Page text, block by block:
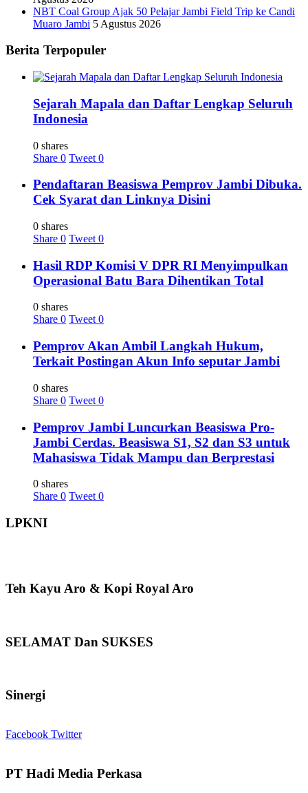
NBT Coal Group Ajak 50 Pelajar Jambi Field Trip ke Candi
Muaro Jambi 5 Agustus 2026
Berita Terpopuler
Sejarah Mapala dan Daftar Lengkap Seluruh
Indonesia
0 shares
Share 0 Tweet 0
Pendaftaran Beasiswa Pemprov Jambi Dibuka.
Cek Syarat dan Linknya Disini
0 shares
Share 0 Tweet 0
Hasil RDP Komisi V DPR RI Menyimpulkan
Operasional Batu Bara Dihentikan Total
0 shares
Share 0 Tweet 0
Pemprov Akan Ambil Langkah Hukum,
Terkait Postingan Akun Info seputar Jambi
0 shares
Share 0 Tweet 0
Pemprov Jambi Luncurkan Beasiswa Pro-
Jambi Cerdas. Beasiswa S1, S2 dan S3 untuk
Mahasiswa Tidak Mampu dan Berprestasi
0 shares
Share 0 Tweet 0
LPKNI
Teh Kayu Aro & Kopi Royal Aro
SELAMAT Dan SUKSES
Sinergi
Facebook Twitter
PT Hadi Media Perkasa